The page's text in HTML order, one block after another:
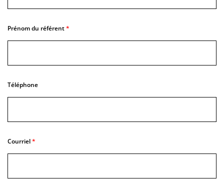
Prénom du référent
Téléphone
Courriel